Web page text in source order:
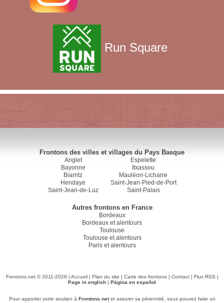
Run Square
Frontons des villes et villages du Pays Basque
Anglet
Bayonne
Biarritz
Hendaye
Saint-Jean-de-Luz
Espelette
Itxassou
Mauléon-Licharre
Saint-Jean-Pied-de-Port
Saint-Palais
Autres frontons en France
Bordeaux
Bordeaux et alentours
Toulouse
Toulouse et alentours
Paris et alentours
Frontons.net © 2011-2026 | Accueil| Plan du site | Carte des frontons| Contact| Flux RSS |
Page in english | Página en español
Pour apporter votre soutien à Frontons.netet assurer sa pérennité, vous pouvez faire un